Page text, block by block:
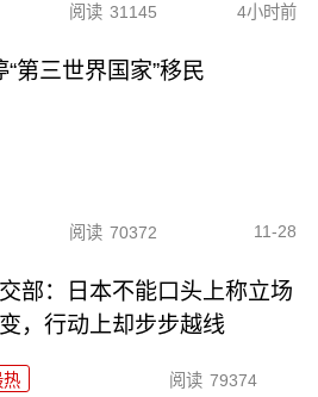
阅读 31145 4小时前
第三世界国家”移民
阅读 70372 11-28
部：日本不能口头上称立场
，行动上却步步越线
热 阅读 79374